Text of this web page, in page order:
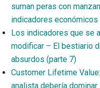
suman peras con
indicadores
Los indicadores que se
modificar – El bestiario
absurdos (parte 7)
Customer Lifetime
analista debería dominar